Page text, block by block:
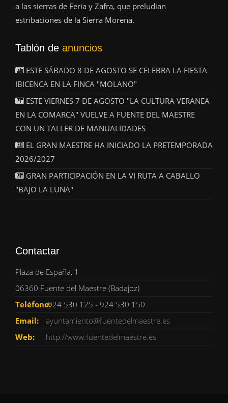
a las sierras de Feria y Zafra, que preludian
estribaciones de la Sierra Morena.
Tablón de anuncios
ESTE SÁBADO 8 DE AGOSTO SE CELEBRA LA FIESTA
IBICENCA EN LA FINCA "MOLANO"
ESTE VIERNES 7 DE AGOSTO "LA CULTURA VERANEA
EN LA COMARCA" VUELVE A FUENTE DEL MAESTRE
CON UN TALLER DE MANUALIDADES
EL GRAN MAESTRE HA INICIADO LA PRETEMPORADA
2026/2027
GRAN PARTICIPACIÓN EN LA VI RUTA A CABALLO
"BAJO LA LUNA"
Contactar
Plaza de España, 1
06360 Fuente del Maestre (Badajoz)
Teléfono:924 530 125 - 924 530 150
Email:
ayuntamiento@fuentedelmaestre.es
Web:
http://www.fuentedelmaestre.es